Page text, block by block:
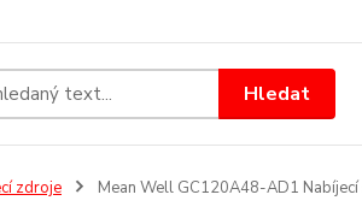
Hledat
zdroje Mean Well GC120A48-AD1